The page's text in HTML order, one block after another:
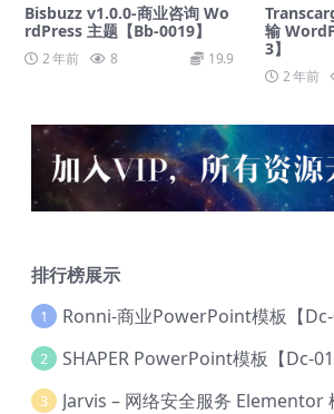
Bisbuzz v1.0.0-商业咨询 Wo
rdPress 主题【Bb-0019】
2 年前 8 19.9
输
3】
2 年前
排行榜展示
1 Ronni-商业PowerPoint模板【Dc-
2 SHAPER PowerPoint模板【Dc-
3